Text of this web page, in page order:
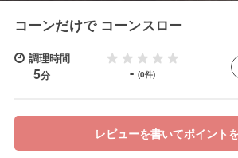
コーンだけで コーンスロー
調理時間
5分 - (0件)
レビューを書いてポイント